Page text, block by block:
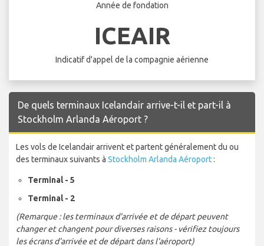
Année de fondation
ICEAIR
Indicatif d'appel de la compagnie aérienne
De quels terminaux Icelandair arrive-t-il et part-il à
Stockholm Arlanda Aéroport ?
Les vols de Icelandair arrivent et partent généralement du ou
des terminaux suivants à Stockholm Arlanda Aéroport:
Terminal - 5
Terminal - 2
(Remarque : les terminaux d'arrivée et de départ peuvent
changer et changent pour diverses raisons - vérifiez toujours
les écrans d'arrivée et de départ dans l'aéroport)